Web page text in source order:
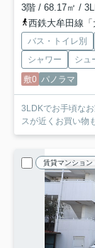
3階 / 68.17㎡ /
西鉄大牟田線
バス・トイレ別
シャワー
シュ
敷0 パノラマ
3LDKでお手頃な
スが近くお買い物
賃貸マンション